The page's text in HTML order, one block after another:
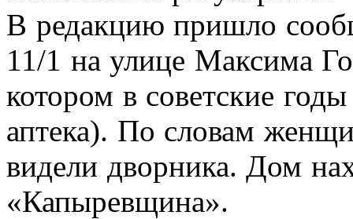
В редакцию пришло
11/1 на улице Максима
котором в советские
аптека). По словам
видели дворника. Дом
«Капыревщина».